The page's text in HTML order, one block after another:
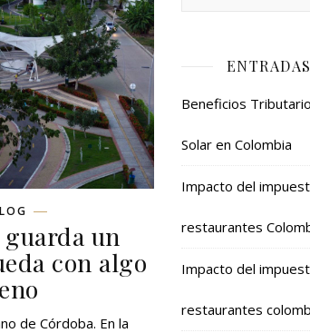
un
con algo
de Córdoba. En la
Beneficios
Solar en Colombia
Impacto del
restaurantes
Impacto del
restaurantes